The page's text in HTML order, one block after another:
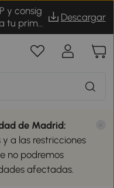
y consig
tu prime
Descargar
de Madrid:
a las restricciones
no podremos
afectadas.